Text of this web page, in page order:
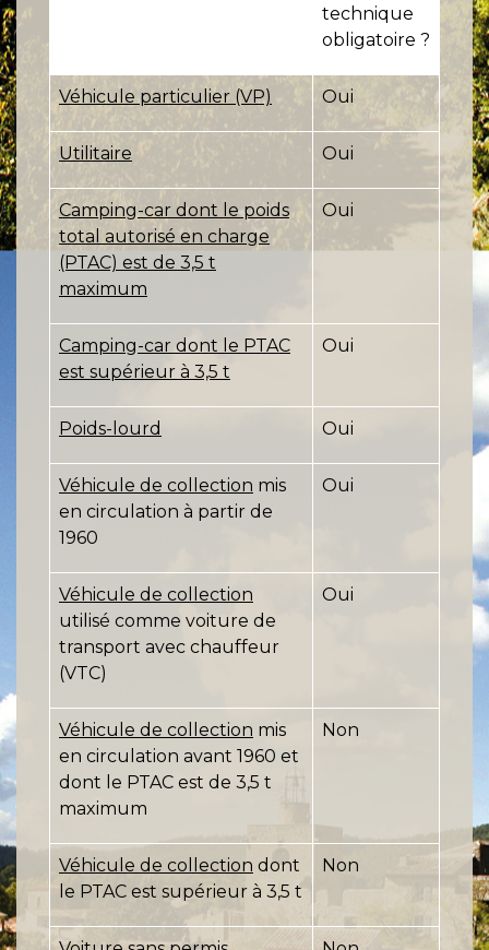
technique
obligatoire ?
Véhicule particulier (VP) Oui
Utilitaire Oui
Camping-car dont le poids
total autorisé en charge
(PTAC) est de 3,5 t
maximum
Oui
Camping-car dont le PTAC
est supérieur à 3,5 t
Oui
Poids-lourd Oui
Véhicule de collection mis
en circulation à partir de
1960
Oui
Véhicule de collection
utilisé comme voiture de
transport avec chauffeur
(VTC)
Oui
Véhicule de collection mis
en circulation avant 1960 et
dont le PTAC est de 3,5 t
maximum
Non
Véhicule de collection dont
le PTAC est supérieur à 3,5 t
Non